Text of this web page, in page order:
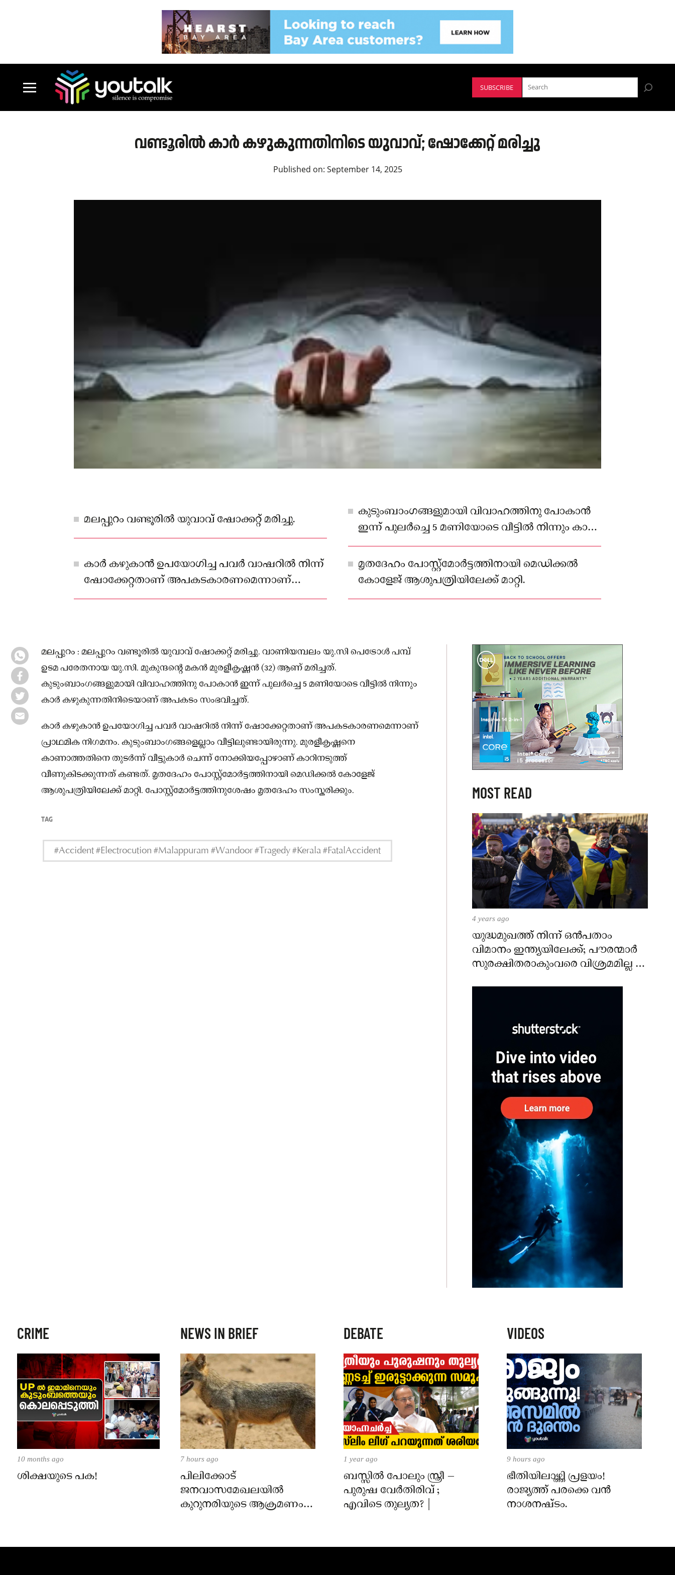
SUBSCRIBE
വണ്ടൂരിൽ കാർ കഴുകുന്നതിനിടെ യുവാവ്; ഷോക്കേറ്റ് മരിച്ചു
Published on: September 14, 2025
മലപ്പുറം വണ്ടൂരിൽ യുവാവ് ഷോക്കറ്റ് മരിച്ചു.
കുടുംബാംഗങ്ങളുമായി വിവാഹത്തിനു പോകാൻ
ഇന്ന് പുലർച്ചെ 5 മണിയോടെ വീട്ടിൽ നിന്നും കാർ
കഴുകുന്നതിനിടെയാണ് അപകടം സംഭവിച്ചത്.
കാർ കഴുകാൻ ഉപയോഗിച്ച പവർ വാഷറിൽ നിന്ന്
ഷോക്കേറ്റതാണ് അപകടകാരണമെന്നാണ്
പ്രാഥമിക നിഗമനം.
മൃതദേഹം പോസ്റ്റ്‌മോർട്ടത്തിനായി മെഡിക്കൽ
കോളേജ് ആശുപത്രിയിലേക്ക് മാറ്റി.
മലപ്പുറം : മലപ്പുറം വണ്ടൂരിൽ യുവാവ് ഷോക്കറ്റ് മരിച്ചു. വാണിയമ്പലം യു.സി പെട്രോൾ പമ്പ്
ഉടമ പരേതനായ യു.സി. മുകുന്ദന്റെ മകൻ മുരളീകൃഷ്ണൻ (32) ആണ് മരിച്ചത്.
കുടുംബാംഗങ്ങളുമായി വിവാഹത്തിനു പോകാൻ ഇന്ന് പുലർച്ചെ 5 മണിയോടെ വീട്ടിൽ നിന്നും
കാർ കഴുകുന്നതിനിടെയാണ് അപകടം സംഭവിച്ചത്.
കാർ കഴുകാൻ ഉപയോഗിച്ച പവർ വാഷറിൽ നിന്ന് ഷോക്കേറ്റതാണ് അപകടകാരണമെന്നാണ്
പ്രാഥമിക നിഗമനം. കുടുംബാംഗങ്ങളെല്ലാം വീട്ടിലുണ്ടായിരുന്നു. മുരളീകൃഷ്ണനെ
കാണാത്തതിനെ തുടർന്ന് വീട്ടുകാർ ചെന്ന് നോക്കിയപ്പോഴാണ് കാറിനടുത്ത്
വീണുകിടക്കുന്നത് കണ്ടത്. മൃതദേഹം പോസ്റ്റ്‌മോർട്ടത്തിനായി മെഡിക്കൽ കോളേജ്
ആശുപത്രിയിലേക്ക് മാറ്റി. പോസ്റ്റ്‌മോർട്ടത്തിനുശേഷം മൃതദേഹം സംസ്കരിക്കും.
TAG
#Accident #Electrocution #Malappuram #Wandoor #Tragedy #Kerala #FatalAccident
MOST READ
4 years ago
യുദ്ധമുഖത്ത് നിന്ന് ഒൻപതാം
വിമാനം ഇന്ത്യയിലേക്ക്; പൗരന്മാർ
സുരക്ഷിതരാകുംവരെ വിശ്രമമില്ല –
CRIME
10 months ago
ശിക്ഷയുടെ പക!
NEWS IN BRIEF
7 hours ago
പിലിക്കോട്
ജനവാസമേഖലയിൽ
കുറുനരിയുടെ ആക്രമണം;
പഞ്ചായത്ത്
DEBATE
1 year ago
ബസ്സിൽ പോലും സ്ത്രീ –
പുരുഷ വേർതിരിവ് ;
എവിടെ തുല്യത? |
VIDEOS
9 hours ago
ഭീതിയിലാഴ്ത്തി പ്രളയം!
രാജ്യത്ത് പരക്കെ വൻ
നാശനഷ്ടം.